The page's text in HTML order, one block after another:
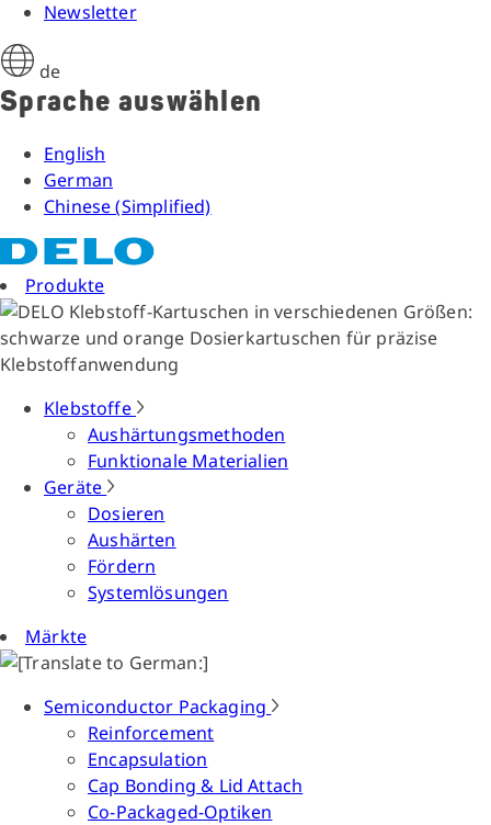
Newsletter
de
Sprache auswählen
English
German
Chinese (Simplified)
Produkte
Klebstoffe
Aushärtungsmethoden
Funktionale Materialien
Geräte
Dosieren
Aushärten
Fördern
Systemlösungen
Märkte
Semiconductor Packaging
Reinforcement
Encapsulation
Cap Bonding & Lid Attach
Co-Packaged-Optiken